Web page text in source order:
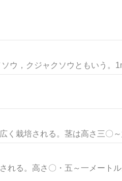
ウ，クジャクソウともいう。
く栽培される。茎は高さ三〇
れる。高さ〇・五～一メート